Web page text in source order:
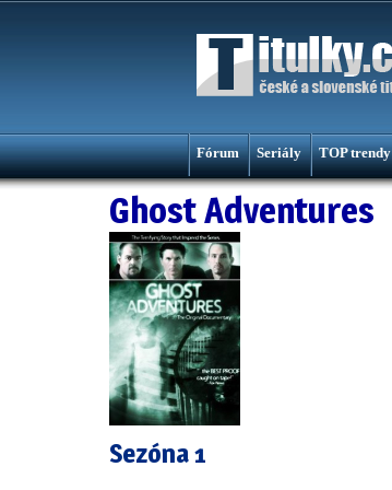
Fórum Seriály TOP trendy
Ghost Adventures
Sezóna 1